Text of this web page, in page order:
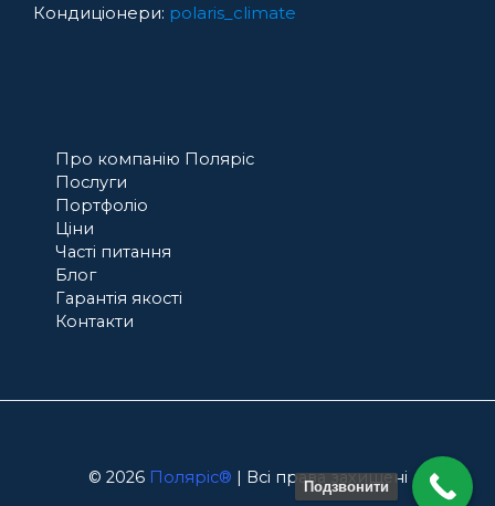
Кондиціонери: polaris_climate
Про компанію Поляріс
Послуги
Портфоліо
Ціни
Часті питання
Блог
Гарантія якості
Контакти
© 2026 Поляріс® | Всі права захищені
Подзвонити